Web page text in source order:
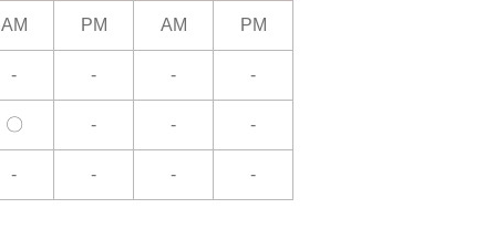
AM PM AM PM
- - - -
〇 - - -
- - - -